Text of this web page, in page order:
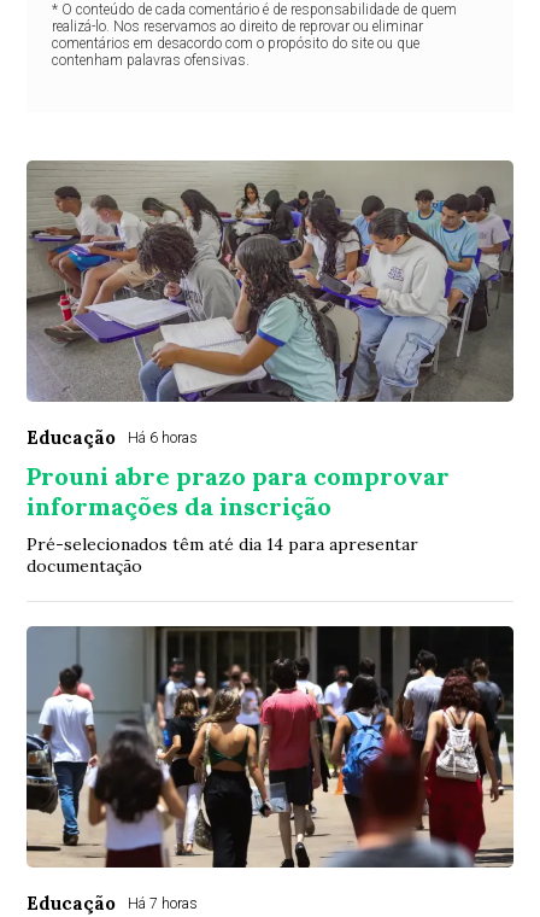
* O conteúdo de cada comentário é de responsabilidade de quem
realizá-lo. Nos reservamos ao direito de reprovar ou eliminar
comentários em desacordo com o propósito do site ou que
contenham palavras ofensivas.
Educação Há 6 horas
Prouni abre prazo para comprovar
informações da inscrição
Pré-selecionados têm até dia 14 para apresentar
documentação
Educação Há 7 horas